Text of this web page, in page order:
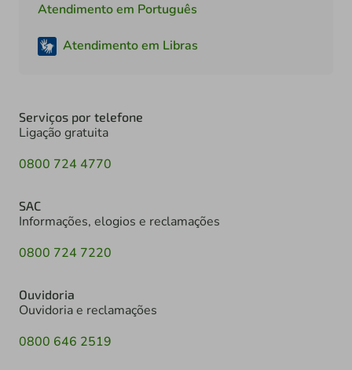
Atendimento em Português
Atendimento em Libras
Serviços por telefone
Ligação gratuita
0800 724 4770
SAC
Informações, elogios e reclamações
0800 724 7220
Ouvidoria
Ouvidoria e reclamações
0800 646 2519